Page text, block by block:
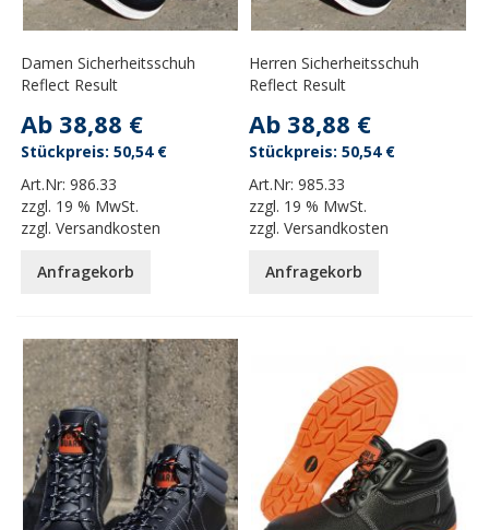
Damen Sicherheitsschuh
Reflect Result
Ab 38,88 €
Art.Nr:986.33
zzgl. 19 % MwSt.
zzgl.Versandkosten
50,54 €
Anfragekorb
Herren Sicherheitsschuh
Reflect Result
Ab 38,88 €
Art.Nr:985.33
zzgl. 19 % MwSt.
zzgl.Versandkosten
50,54 €
Anfragekorb